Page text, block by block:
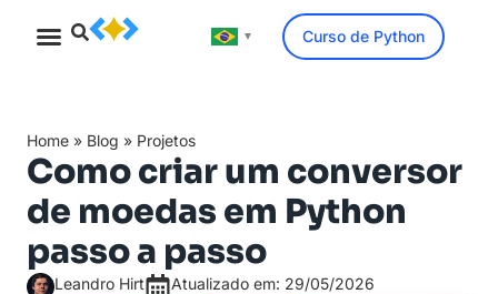
▼ Curso de Python
Home » Blog » Projetos
Como criar um conversor
de moedas em Python
passo a passo
Leandro Hirt Atualizado em: 29/05/2026